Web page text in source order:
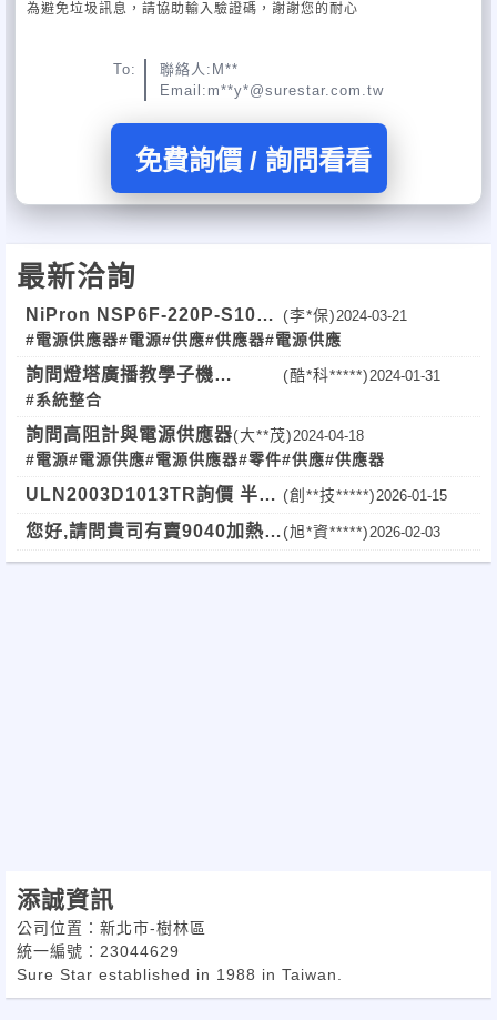
為避免垃圾訊息，請協助輸入驗證碼，謝謝您的耐心
To:
聯絡人:M**
Email:m**y*@surestar.com.tw
免費詢價 / 詢問看看
最新洽詢
NiPron NSP6F-220P-S10電
源供應器
(李*保) 2024-03-21
#電源供應器#電源#供應#供應器#電源供應
詢問燈塔廣播教學子機
beacon 的廣播系統 dv-202S
(學生端)報價
(酷*科*****) 2024-01-31
#系統整合
詢問高阻計與電源供應器(大**茂) 2024-04-18
#電源#電源供應#電源供應器#零件#供應#供應器
ULN2003D1013TR詢價 半導
體
(創**技*****) 2026-01-15
您好,請問貴司有賣9040加熱組
良品嗎
(旭*資*****) 2026-02-03
添誠資訊
公司位置：新北市-樹林區
統一編號：23044629
Sure Star established in 1988 in Taiwan.